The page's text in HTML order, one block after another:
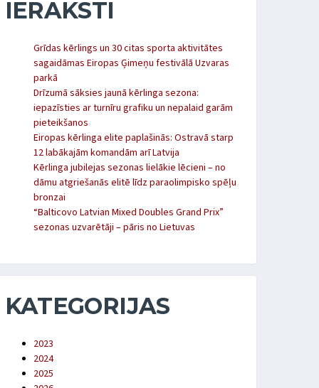
IERAKSTI
Grīdas kērlings un 30 citas sporta aktivitātes
sagaidāmas Eiropas Ģimeņu festivālā Uzvaras
parkā
Drīzumā sāksies jaunā kērlinga sezona:
iepazīsties ar turnīru grafiku un nepalaid garām
pieteikšanos
Eiropas kērlinga elite paplašinās: Ostravā starp
12 labākajām komandām arī Latvija
Kērlinga jubilejas sezonas lielākie lēcieni – no
dāmu atgriešanās elitē līdz paraolimpisko spēļu
bronzai
“Balticovo Latvian Mixed Doubles Grand Prix”
sezonas uzvarētāji – pāris no Lietuvas
KATEGORIJAS
2023
2024
2025